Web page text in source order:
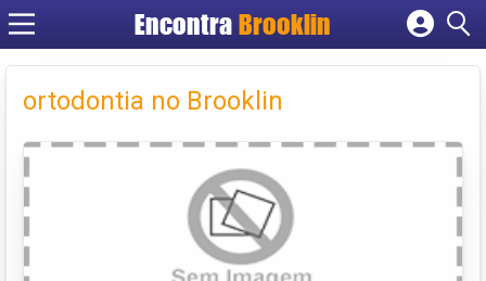
Encontra Brooklin
Cadastrar empresa
Criar conta
ortodontia no Brooklin